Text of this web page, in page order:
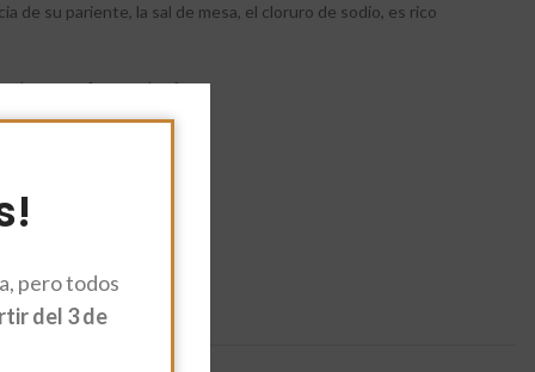
pero todos
del 3 de
de su pariente, la sal de mesa, el cloruro de sodio, es rico
el suero y formar el tofu.